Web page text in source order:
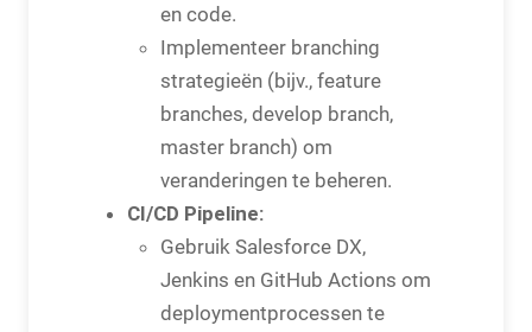
en code.
Implementeer branching
strategieën (bijv., feature
branches, develop branch,
master branch) om
veranderingen te beheren.
CI/CD Pipeline:
Gebruik Salesforce DX,
Jenkins en GitHub Actions om
deploymentprocessen te